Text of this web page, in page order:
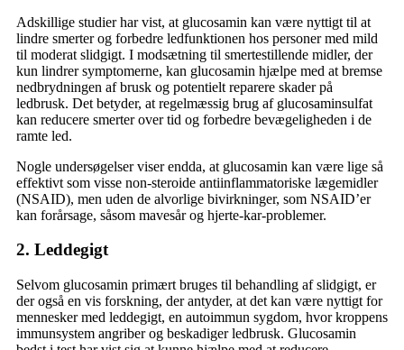
Adskillige studier har vist, at glucosamin kan være nyttigt til at
lindre smerter og forbedre ledfunktionen hos personer med mild
til moderat slidgigt. I modsætning til smertestillende midler, der
kun lindrer symptomerne, kan glucosamin hjælpe med at bremse
nedbrydningen af brusk og potentielt reparere skader på
ledbrusk. Det betyder, at regelmæssig brug af glucosaminsulfat
kan reducere smerter over tid og forbedre bevægeligheden i de
ramte led.
Nogle undersøgelser viser endda, at glucosamin kan være lige så
effektivt som visse non-steroide antiinflammatoriske lægemidler
(NSAID), men uden de alvorlige bivirkninger, som NSAID’er
kan forårsage, såsom mavesår og hjerte-kar-problemer.
2. Leddegigt
Selvom glucosamin primært bruges til behandling af slidgigt, er
der også en vis forskning, der antyder, at det kan være nyttigt for
mennesker med leddegigt, en autoimmun sygdom, hvor kroppens
immunsystem angriber og beskadiger ledbrusk. Glucosamin